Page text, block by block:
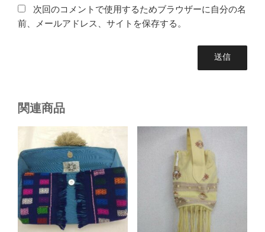
次回のコメントで使用するためブラウザーに自分の名
前、メールアドレス、サイトを保存する。
関連商品